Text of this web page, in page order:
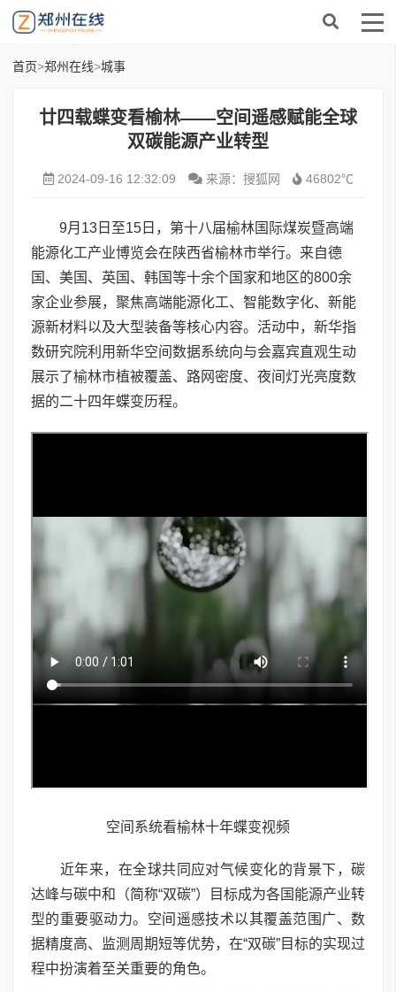
首页>郑州在线>城事
廿四载蝶变看榆林——空间遥感赋能全球
双碳能源产业转型
2024-09-16 12:32:09 来源：搜狐网 46802℃
9月13日至15日，第十八届榆林国际煤炭暨高端
能源化工产业博览会在陕西省榆林市举行。来自德
国、美国、英国、韩国等十余个国家和地区的800余
家企业参展，聚焦高端能源化工、智能数字化、新能
源新材料以及大型装备等核心内容。活动中，新华指
数研究院利用新华空间数据系统向与会嘉宾直观生动
展示了榆林市植被覆盖、路网密度、夜间灯光亮度数
据的二十四年蝶变历程。
空间系统看榆林十年蝶变视频
近年来，在全球共同应对气候变化的背景下，碳
达峰与碳中和（简称“双碳”）目标成为各国能源产业转
型的重要驱动力。空间遥感技术以其覆盖范围广、数
据精度高、监测周期短等优势，在“双碳”目标的实现过
程中扮演着至关重要的角色。